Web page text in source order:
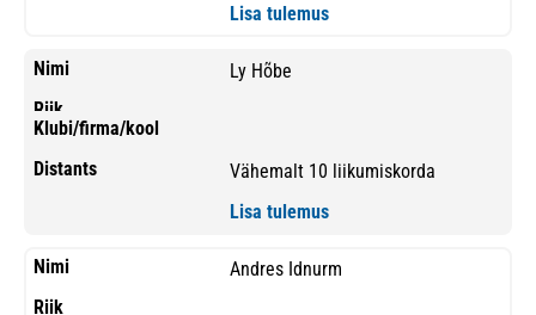
Lisa tulemus
Ly Hõbe
Vähemalt 10 liikumiskorda
Lisa tulemus
Andres Idnurm